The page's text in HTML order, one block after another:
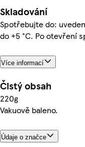
Skladování
Spotřebujte do:
do +5 °C. Po otevření
Více informací
Čistý obsah
220g
Vakuově baleno.
Údaje o značce